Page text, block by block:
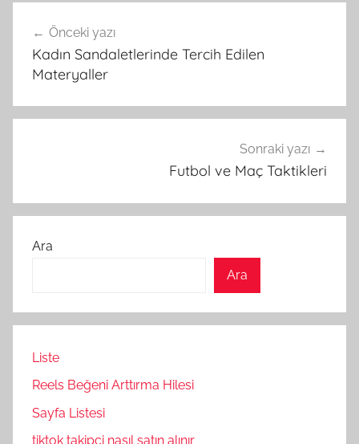
gezinmesi
Önceki yazı
Kadın Sandaletlerinde Tercih Edilen
Materyaller
Sonraki yazı
Futbol ve Maç Taktikleri
Ara
Ara
Liste
Reels Beğeni Arttırma Hilesi
Sayfa Listesi
tiktok takipçi nasıl satın alınır